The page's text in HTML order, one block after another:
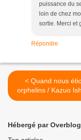
puissance du
loin de chez
sortie. Merci et
Répondre
< Quand nous étions
orphelins / Kazuo
Hébergé par Overblog